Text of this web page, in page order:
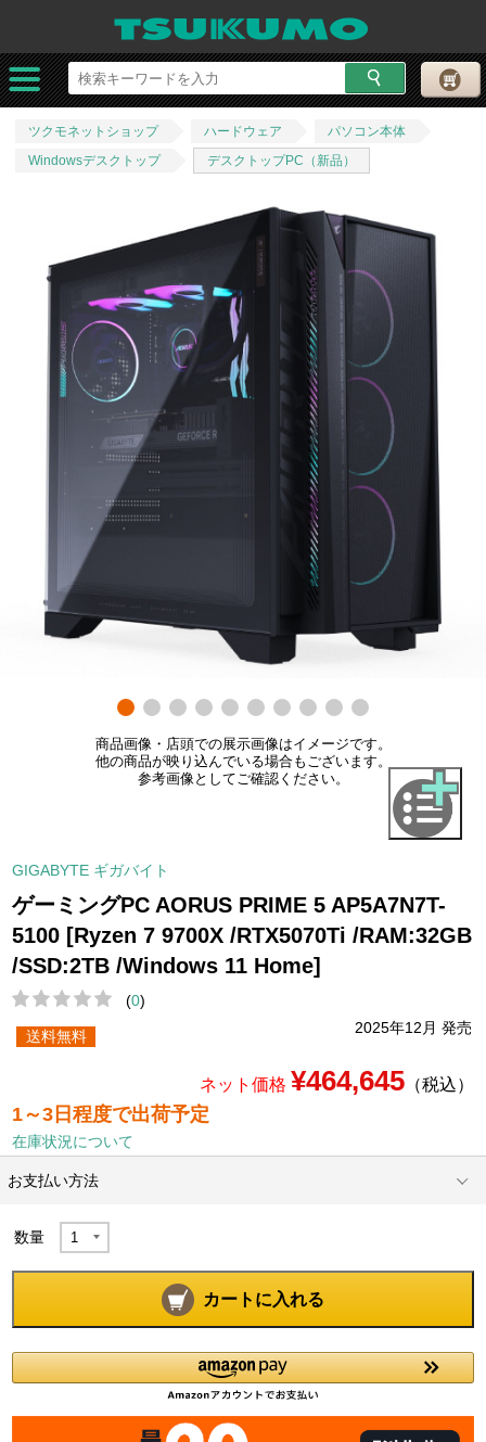
ツクモネットショップ ハードウェア
パソコン本体
Windowsデスクトップ
デスクトップPC（新品）
商品画像・店頭での展示画像はイメージです。
他の商品が映り込んでいる場合もございます。
参考画像としてご確認ください。
GIGABYTE ギガバイト
ゲーミングPC AORUS PRIME 5 AP5A7N7T-
5100 [Ryzen 7 9700X /RTX5070Ti /RAM:32GB
/SSD:2TB /Windows 11 Home]
(0)
2025年12月 発売
送料無料
ネット価格 ¥464,645（税込）
1～3日程度で出荷予定
在庫状況について
お支払い方法
数量
カートに入れる